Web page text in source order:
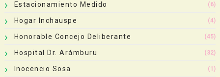
Estacionamiento Medido (6)
Hogar Inchauspe (4)
Honorable Concejo Deliberante (45)
Hospital Dr. Arámburu (32)
Inocencio Sosa (1)